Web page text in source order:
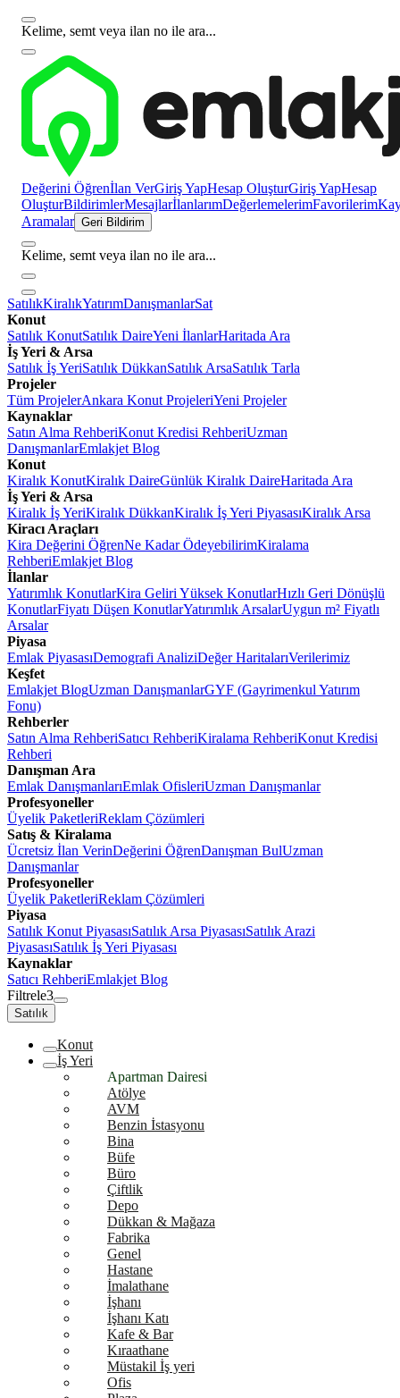
Kelime, semt veya ilan no ile ara...
Değerini Öğrenİlan VerGiriş YapHesap OluşturGiriş YapHesap
OluşturBildirimlerMesajlarİlanlarımDeğerlemelerimFavorilerim
Aramalar Geri Bildirim
Kelime, semt veya ilan no ile ara...
SatılıkKiralıkYatırımDanışmanlarSat
Konut
Satılık KonutSatılık DaireYeni İlanlarHaritada Ara
İş Yeri & Arsa
Satılık İş YeriSatılık DükkanSatılık ArsaSatılık Tarla
Projeler
Tüm ProjelerAnkara Konut ProjeleriYeni Projeler
Kaynaklar
Satın Alma RehberiKonut Kredisi RehberiUzman
DanışmanlarEmlakjet Blog
Konut
Kiralık KonutKiralık DaireGünlük Kiralık DaireHaritada Ara
İş Yeri & Arsa
Kiralık İş YeriKiralık DükkanKiralık İş Yeri PiyasasıKiralık Arsa
Kiracı Araçları
Kira Değerini ÖğrenNe Kadar ÖdeyebilirimKiralama
RehberiEmlakjet Blog
İlanlar
Yatırımlık KonutlarKira Geliri Yüksek KonutlarHızlı Geri Dönüşlü
KonutlarFiyatı Düşen KonutlarYatırımlık ArsalarUygun m² Fiyatlı
Arsalar
Piyasa
Emlak PiyasasıDemografi AnaliziDeğer HaritalarıVerilerimiz
Keşfet
Emlakjet BlogUzman DanışmanlarGYF (Gayrimenkul Yatırım
Fonu)
Rehberler
Satın Alma RehberiSatıcı RehberiKiralama RehberiKonut Kredisi
Rehberi
Danışman Ara
Emlak DanışmanlarıEmlak OfisleriUzman Danışmanlar
Profesyoneller
Üyelik PaketleriReklam Çözümleri
Satış & Kiralama
Ücretsiz İlan VerinDeğerini ÖğrenDanışman BulUzman
Danışmanlar
Profesyoneller
Üyelik PaketleriReklam Çözümleri
Piyasa
Satılık Konut PiyasasıSatılık Arsa PiyasasıSatılık Arazi
PiyasasıSatılık İş Yeri Piyasası
Kaynaklar
Satıcı RehberiEmlakjet Blog
Filtrele3
Satılık
Konut
İş Yeri
Apartman Dairesi
Atölye
AVM
Benzin İstasyonu
Bina
Büfe
Büro
Çiftlik
Depo
Dükkan & Mağaza
Fabrika
Genel
Hastane
İmalathane
İşhanı
İşhanı Katı
Kafe & Bar
Kıraathane
Müstakil İş yeri
Ofis